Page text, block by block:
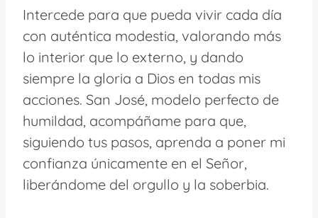
Intercede para que pueda vivir cada día
con auténtica modestia, valorando más
lo interior que lo externo, y dando
siempre la gloria a Dios en todas mis
acciones. San José, modelo perfecto de
humildad, acompáñame para que,
siguiendo tus pasos, aprenda a poner mi
confianza únicamente en el Señor,
liberándome del orgullo y la soberbia.